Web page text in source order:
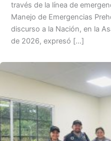
través de la línea de
Manejo de Emergencias
discurso a la Nación, en la
de 2026, expresó […]